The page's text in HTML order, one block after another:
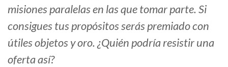
misiones paralelas en las que tomar parte. Si
consigues tus propósitos serás premiado con
útiles objetos y oro. ¿Quién podría resistir una
oferta así?